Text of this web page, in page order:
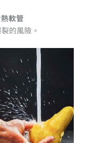
軟管
的風險。